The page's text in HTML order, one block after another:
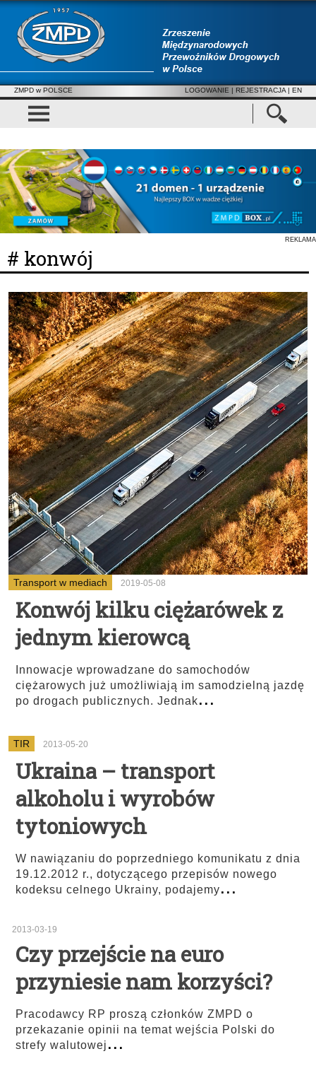
ZMPD w POLSCE LOGOWANIE | REJESTRACJA | EN
REKLAMA
# konwój
Transport w mediach 2019-05-08
Konwój kilku ciężarówek z
jednym kierowcą
Innowacje wprowadzane do samochodów
ciężarowych już umożliwiają im samodzielną jazdę
po drogach publicznych. Jednak...
TIR 2013-05-20
Ukraina – transport
alkoholu i wyrobów
tytoniowych
W nawiązaniu do poprzedniego komunikatu z dnia
19.12.2012 r., dotyczącego przepisów nowego
kodeksu celnego Ukrainy, podajemy...
2013-03-19
Czy przejście na euro
przyniesie nam korzyści?
Pracodawcy RP proszą członków ZMPD o
przekazanie opinii na temat wejścia Polski do
strefy walutowej...